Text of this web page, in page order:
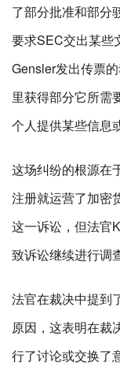
了部分批准和部分
要求SEC交出某些
Gensler发出传票
里获得部分它所需
个人提供某些信息
这场纠纷的根源在
注册就运营了加密
这一诉讼，但法官
致诉讼继续进行调
法官在裁决中提到
原因，这表明在裁
行了讨论或交换了